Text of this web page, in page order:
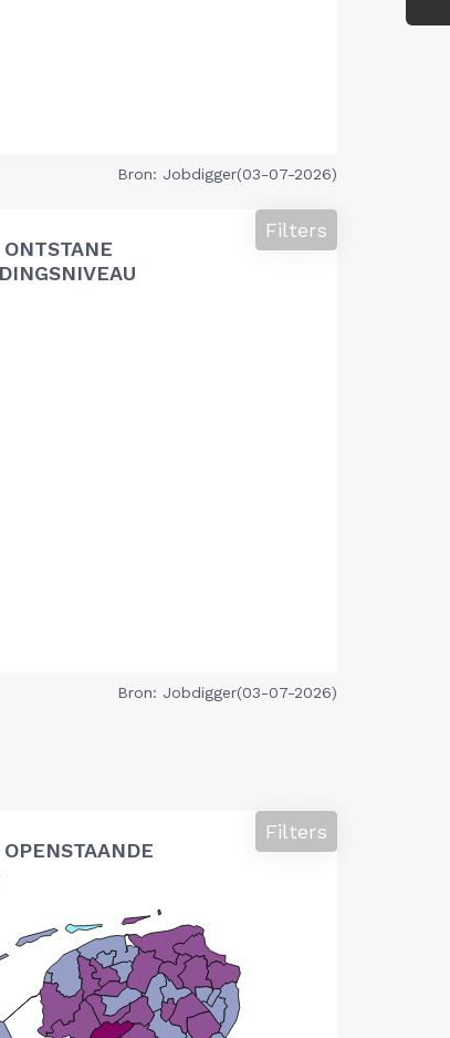
Bron: Jobdigger(03-07-2026)
Filters
Bron: Jobdigger(03-07-2026)
Filters